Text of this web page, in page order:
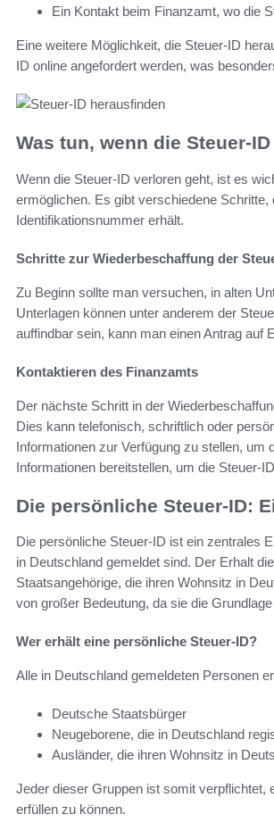
Ein Kontakt beim Finanzamt, wo die
Eine weitere Möglichkeit, die Steuer-ID
ID online angefordert werden, was
Was tun, wenn die Steuer-
Wenn die Steuer-ID verloren geht, ist es
ermöglichen. Es gibt verschiedene
Identifikationsnummer erhält.
Schritte zur Wiederbeschaffung der
Zu Beginn sollte man versuchen, in alten
Unterlagen können unter anderem der
auffindbar sein, kann man einen Antrag auf
Kontaktieren des Finanzamts
Der nächste Schritt in der
Dies kann telefonisch, schriftlich oder
Informationen zur Verfügung zu stellen,
Informationen bereitstellen, um die Steuer-
Die persönliche Steuer-ID:
Die persönliche Steuer-ID ist ein zentrales
in Deutschland gemeldet sind. Der Erhalt
Staatsangehörige, die ihren Wohnsitz in
von großer Bedeutung, da sie die
Wer erhält eine persönliche Steuer-ID?
Alle in Deutschland gemeldeten Personen
Deutsche Staatsbürger
Neugeborene, die in Deutschland
Ausländer, die ihren Wohnsitz in
Jeder dieser Gruppen ist somit verpflichtet,
erfüllen zu können.